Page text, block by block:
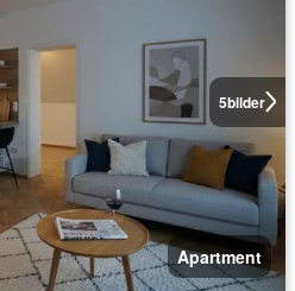
5bilder
Apartment